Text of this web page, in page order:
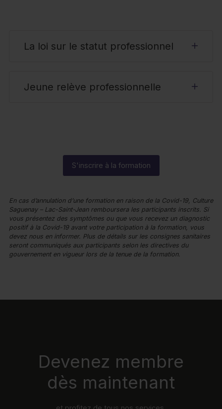
La loi sur le statut professionnel
Jeune relève professionnelle
S'inscrire à la formation
En cas d’annulation d’une formation en raison de la Covid-19, Culture
Saguenay – Lac-Saint-Jean remboursera les participants inscrits. Si
vous présentez des symptômes ou que vous recevez un diagnostic
positif à la Covid-19 avant votre participation à la formation, vous
devez nous en informer. Plus de détails sur les consignes sanitaires
seront communiqués aux participants selon les directives du
gouvernement en vigueur lors de la tenue de la formation.
Devenez membre
dès maintenant